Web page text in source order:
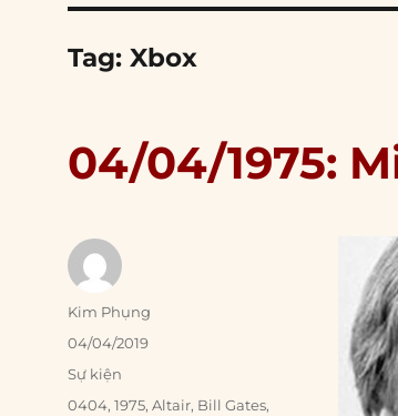
Tag:Xbox
04/04/1975:
Author
Kim Phụng
Posted
04/04/2019
Categories
Sự kiện
Tags
0404,1975,Altair, Bill Gates,